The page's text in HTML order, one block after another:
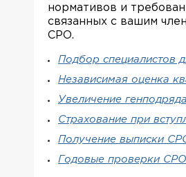
нормативов и
связанных с вашим
СРО.
Подбор специалистов
Независимая оценка
Увеличение
Страхование при
Получение выписки
Годовые проверки СРО